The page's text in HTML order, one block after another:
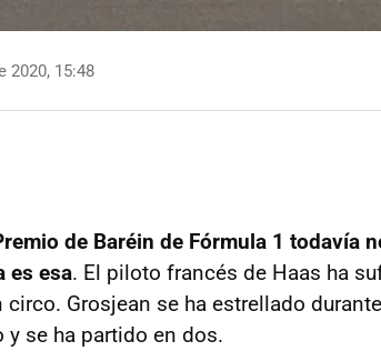
2020, 15:48
de Baréin de Fórmula 1 todavía
es esa. El piloto francés de Haas ha
Grosjean se ha estrellado
y se ha partido en dos.